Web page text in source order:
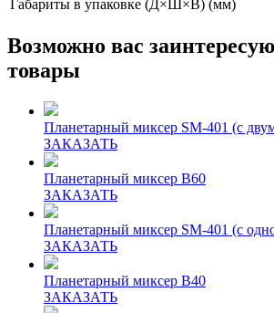
Габариты в упаковке (Д×Ш×В) (мм)
Возможно вас
товары
Планетарный миксер SM-401 (с
ЗАКАЗАТЬ
Планетарный миксер B60
ЗАКАЗАТЬ
Планетарный миксер SM-401 (с
ЗАКАЗАТЬ
Планетарный миксер B40
ЗАКАЗАТЬ